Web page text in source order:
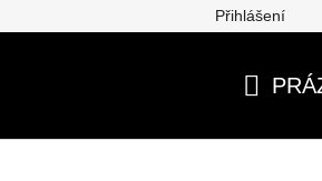
Výměna, vrácení, reklamacePřihlášení